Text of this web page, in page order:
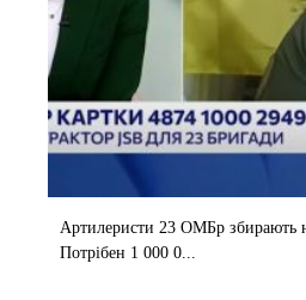
Артилеристи 23 ОМБр збирають
Потрібен 1 000 0...